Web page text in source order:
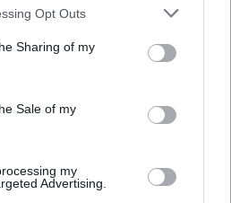
Opt Outs
Sharing of my
Sale of my
my
Advertising.
|Esim for Greece|